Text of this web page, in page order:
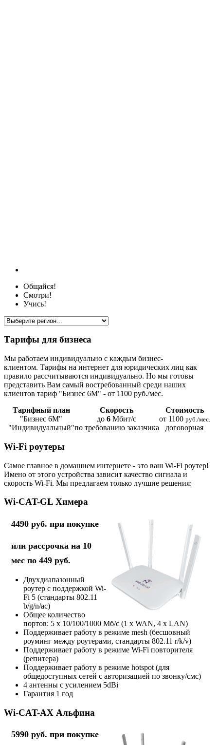
Общайся!
Смотри!
Учись!
Тарифы для бизнеса
Мы работаем индивидуально с каждым бизнес-
клиентом. Тарифы на интернет для юридических лиц как
правило рассчитываются индивидуально. Но мы готовы
представить Вам самый востребованный среди наших
клиентов тариф "Бизнес 6М" - от 1100 руб./мес.
Тарифный план
Скорость
Стоимость
"Бизнес 6М"
до 6 Мбит/с от 1100 руб./мес.
"Индивидуальный"по требованию заказчика договорная
Wi-Fi роутеры
Самое главное в домашнем интернете - это ваш Wi-Fi роутер!
Имено от этого устройства зависит качество сигнала и
скорость Wi-Fi. Мы предлагаем только лучшие решения:
Wi-CAT-GL Химера
4490 руб. при покупке
или рассрочка на 10
мес по 449 руб.
Двухдиапазонный
роутер с поддержкой Wi-
Fi 5 (стандарты 802.11
b/g/n/ac)
Общее количество
портов: 5 х 10/100/1000 Мб/с (1 x WAN, 4 x LAN)
Поддерживает работу в режиме mesh (бесшовный
роуминг между роутерами, стандарты 802.11 r/k/v)
Поддерживает работу в режиме Wi-Fi повторителя
(репитера)
Поддерживает работу в режиме hotspot (для
общедоступных сетей с авторизацией по звонку/смс)
4 антенны с усилением 5dBi
Гарантия 1 год
Wi-CAT-AX Альфина
5990 руб. при покупке